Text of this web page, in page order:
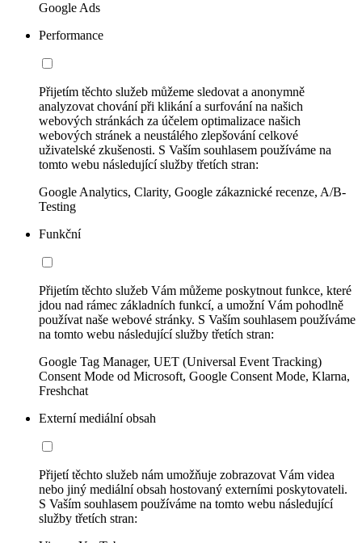
Google Ads
Performance
Přijetím těchto služeb můžeme sledovat a anonymně
analyzovat chování při klikání a surfování na našich
webových stránkách za účelem optimalizace našich
webových stránek a neustálého zlepšování celkové
uživatelské zkušenosti. S Vaším souhlasem používáme na
tomto webu následující služby třetích stran:
Google Analytics, Clarity, Google zákaznické recenze, A/B-
Testing
Funkční
Přijetím těchto služeb Vám můžeme poskytnout funkce, které
jdou nad rámec základních funkcí, a umožní Vám pohodlně
používat naše webové stránky. S Vaším souhlasem používáme
na tomto webu následující služby třetích stran:
Google Tag Manager, UET (Universal Event Tracking)
Consent Mode od Microsoft, Google Consent Mode, Klarna,
Freshchat
Externí mediální obsah
Přijetí těchto služeb nám umožňuje zobrazovat Vám videa
nebo jiný mediální obsah hostovaný externími poskytovateli.
S Vaším souhlasem používáme na tomto webu následující
služby třetích stran: